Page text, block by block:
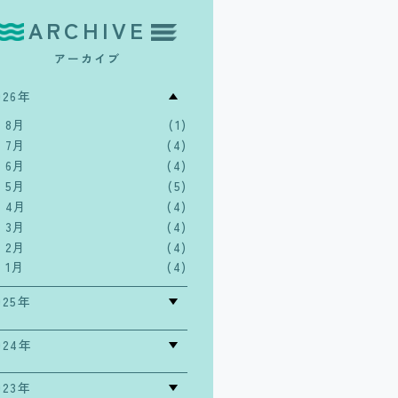
ARCHIVE
アーカイブ
年
8月
(1)
7月
(4)
6月
(4)
5月
(5)
4月
(4)
3月
(4)
2月
(4)
1月
(4)
年
年
年